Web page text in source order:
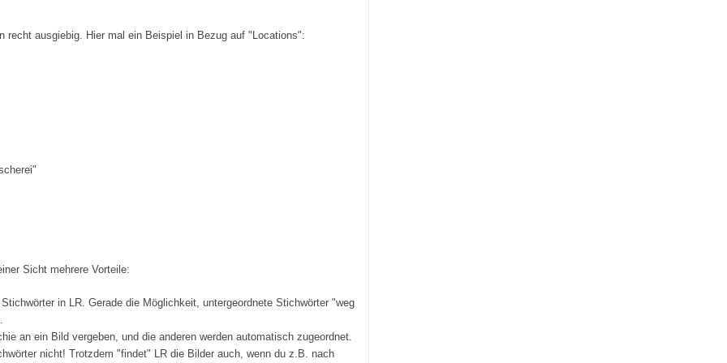
recht ausgiebig. Hier mal ein Beispiel in Bezug auf "Locations":
Sicht mehrere Vorteile:
in LR. Gerade die Möglichkeit, untergeordnete Stichwörter "weg
an ein Bild vergeben, und die anderen werden automatisch zugeordnet.
nicht! Trotzdem "findet" LR die Bilder auch, wenn du z.B. nach